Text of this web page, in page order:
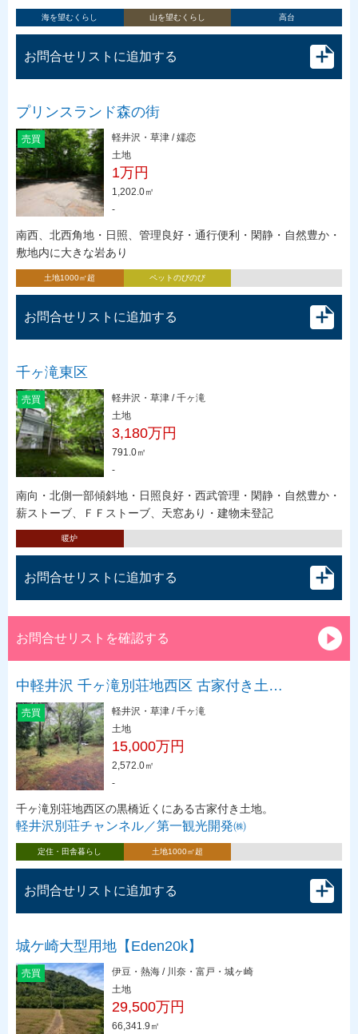
海を望むくらし 山を望むくらし 高台
お問合せリストに追加する
プリンスランド森の街
売買
軽井沢・草津 / 嬬恋
土地
1万円
1,202.0㎡
-
南西、北西角地・日照、管理良好・通行便利・閑静・自然豊か・
敷地内に大きな岩あり
土地1000㎡超 ペットのびのび
お問合せリストに追加する
千ヶ滝東区
売買
軽井沢・草津 / 千ヶ滝
土地
3,180万円
791.0㎡
-
南向・北側一部傾斜地・日照良好・西武管理・閑静・自然豊か・
薪ストーブ、ＦＦストーブ、天窓あり・建物未登記
暖炉
お問合せリストに追加する
お問合せリストを確認する
中軽井沢 千ヶ滝別荘地西区 古家付き土…
売買
軽井沢・草津 / 千ヶ滝
土地
15,000万円
2,572.0㎡
-
千ヶ滝別荘地西区の黒橋近くにある古家付き土地。
軽井沢別荘チャンネル／第一観光開発㈱
定住・田舎暮らし 土地1000㎡超
お問合せリストに追加する
城ケ崎大型用地【Eden20k】
売買
伊豆・熱海 / 川奈・富戸・城ヶ崎
土地
29,500万円
66,341.9㎡